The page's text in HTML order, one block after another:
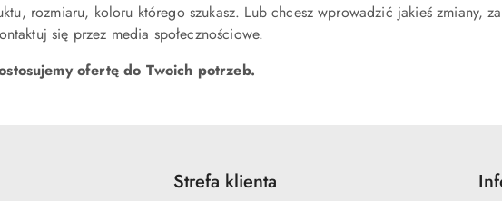
rozmiaru, koloru którego szukasz. Lub chcesz wprowadzić jakieś zmiany,
się przez media społecznościowe.
ofertę do Twoich potrzeb.
Strefa klienta